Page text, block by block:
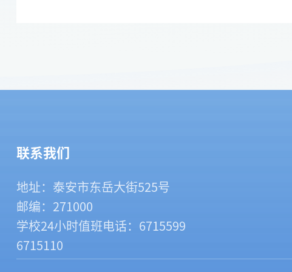
联系我们
地址：泰安市东岳大街525号
邮编：271000
学校24小时值班电话： 6715599
6715110